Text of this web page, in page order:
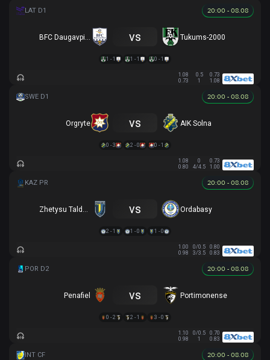
20:00 - 08.08
vs Tukums-2000
1 - 1 1 - 1 0 - 1
1.08 0.5
0.73
0.73
1 1.08
20:00 - 08.08
Orgryte vs AIK Solna
0 - 3 2 - 0 0 - 1
1.08 0
0.73
0.80
4/4.5 1.00
20:00 - 08.08
vs Ordabasy
2 - 1 1 - 0 1 - 0
1.00 0/0.5
0.80
0.98
3/3.5 0.83
20:00 - 08.08
Penafiel vs Portimonense
0 - 2 2 - 1 3 - 0
1.10 0/0.5
0.70
0.98
1 0.83
20:00 - 08.08